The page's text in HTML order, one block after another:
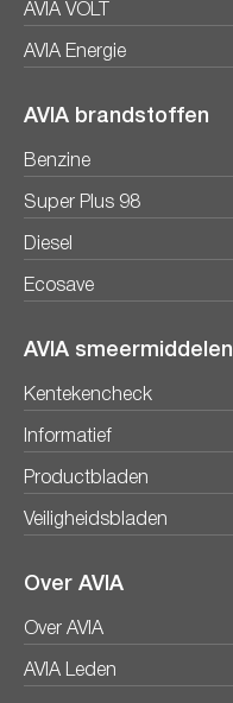
AVIA VOLT
AVIA Energie
AVIA brandstoffen
Benzine
Super Plus 98
Diesel
Ecosave
AVIA smeermiddelen
Kentekencheck
Informatief
Productbladen
Veiligheidsbladen
Over AVIA
Over AVIA
AVIA Leden